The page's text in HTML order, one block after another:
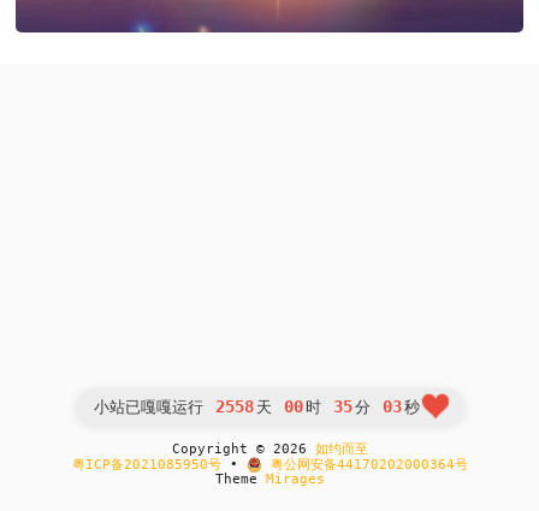
小站已嘎嘎运行 2558 天 00时 35分 03秒
Copyright © 2026 如约而至
粤ICP备2021085950号•
粤公网安备44170202000364号
Theme Mirages